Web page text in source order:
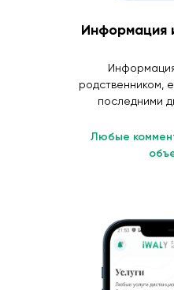
Информация
родственником,
последними
Любые